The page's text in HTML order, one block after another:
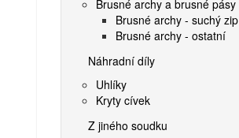
Brusné archy a brusné pásy
Brusné archy - suchý zip
Brusné archy - ostatní
Náhradní díly
Uhlíky
Kryty cívek
Z jiného soudku